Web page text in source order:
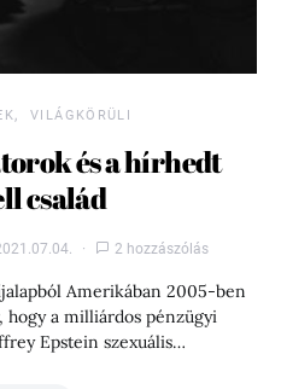
VILÁGKÖRÜLI
és a hírhedt
család
2 hozzászólás
Amerikában 2005-ben
a milliárdos pénzügyi
Epstein szexuális…